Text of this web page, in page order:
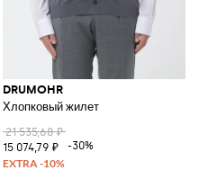
DRUMOHR
Хлопковый жилет
21 535,68 ₽
15 074,79 ₽
-30%